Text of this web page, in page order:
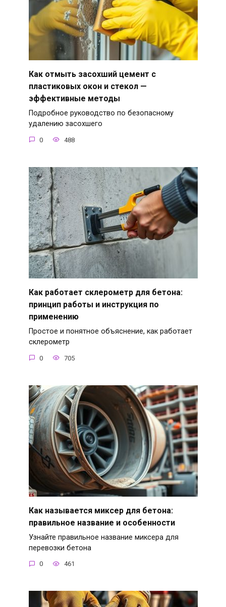
Как отмыть засохший цемент с
пластиковых окон и стекол —
эффективные методы
Подробное руководство по безопасному
удалению засохшего
0 488
Как работает склерометр для бетона:
принцип работы и инструкция по
применению
Простое и понятное объяснение, как работает
склерометр
0 705
Как называется миксер для бетона:
правильное название и особенности
Узнайте правильное название миксера для
перевозки бетона
0 461